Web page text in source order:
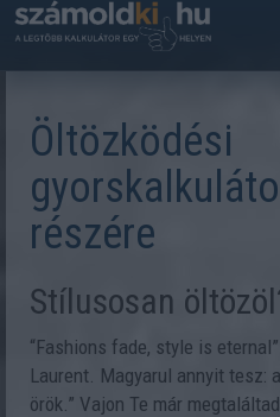
Öltözködési
részére
Stílusosan
“Fashions fade, style is
Laurent. Magyarul annyit tesz:
örök.” Vajon Te már